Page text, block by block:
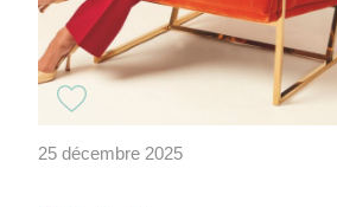
25 décembre 2025